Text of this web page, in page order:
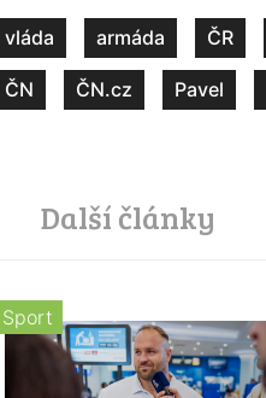
vláda armáda ČR
ČN ČN.cz Pavel
Další články
Sport